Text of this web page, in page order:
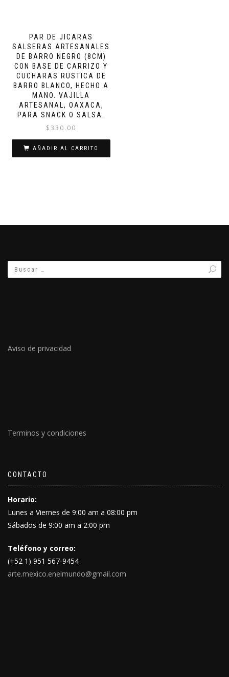
PAR DE JICARAS
SALSERAS ARTESANALES
DE BARRO NEGRO (8CM)
CON BASE DE CARRIZO Y
CUCHARAS RUSTICA DE
BARRO BLANCO, HECHO A
MANO. VAJILLA
ARTESANAL, OAXACA,
PARA SNACK O SALSA.
$330.00
AÑADIR AL CARRITO
Aviso de privacidad
Terminos y condiciones
CONTACTO
Horario:
Lunes a Viernes de 9:00 am a 08:00 pm
Sábados de 9:00 am a 2:00 pm
Teléfono y correo:
(+52 1) 951 567-9454
arte.mexico.enelmundo@gmail.com